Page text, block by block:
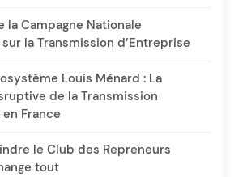
la Campagne Nationale
la Transmission d’Entreprise
Louis Ménard : La
de la Transmission
France
le Club des Repreneurs
tout